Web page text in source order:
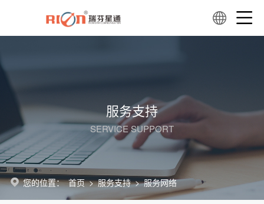
服务支持
SERVICE SUPPORT
您的位置： 首页 > 服务支持 > 服务网络